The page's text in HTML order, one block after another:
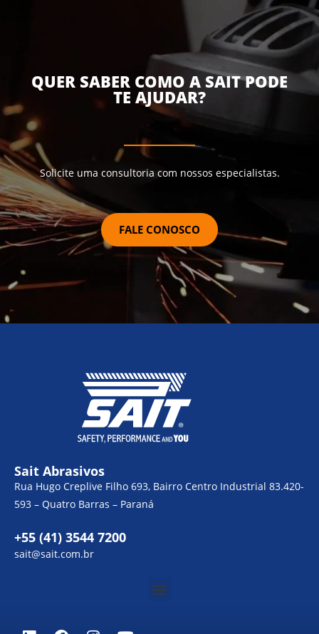
QUER SABER COMO A SAIT PODE
TE AJUDAR?
Solicite uma consultoria com nossos especialistas.
FALE CONOSCO
Sait Abrasivos
Rua Hugo Creplive Filho 693, Bairro Centro Industrial 83.420-
593 – Quatro Barras – Paraná
+55 (41) 3544 7200
sait@sait.com.br
Menu
L F I Y